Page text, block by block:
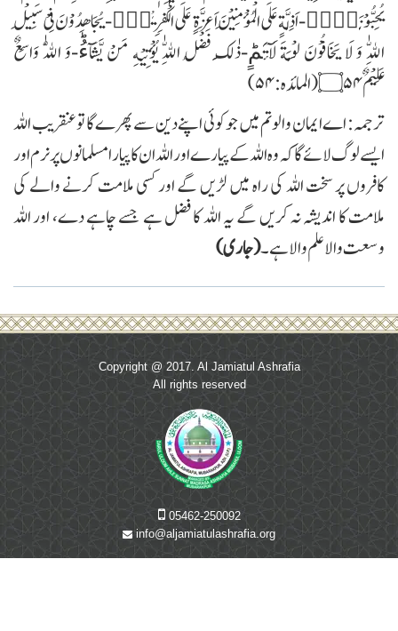
یُحِبُّوْنَهٗۤۙ-اَذِلَّةٍ عَلَى الْمُؤْمِنِیْنَ اَعِزَّةٍ عَلَى الْكٰفِرِیْنَ٘-یُجَاهِدُوْنَ فِیْ سَبِیْلِ
اللّٰهِ وَ لَا یَخَافُوْنَ لَوْمَةَ لَآىٕمٍؕ-ذٰلِكَ فَضْلُ اللّٰهِ یُؤْتِیْهِ مَنْ یَّشَآءُؕ-وَ اللّٰهُ وَاسِعٌ
عَلِیْمٌ۝۵۴(المائدہ:۵۴)
ترجمہ: اے ایمان والو تم میں جو کوئی اپنے دین سے پھرے گا تو عنقریب اللہ
ایسے لوگ لائے گا کہ وہ اللہ کے پیارے اور اللہ ان کا پیارا مسلمانوں پر نرم اور
کافروں پر سخت اللہ کی راہ میں لڑیں گے اور کسی ملامت کرنے والے کی
ملامت کا اندیشہ نہ کریں گے یہ اللہ کا فضل ہے جسے چاہے دے، اور اللہ
وسعت والا علم والا ہے۔(جاری)
Copyright @ 2017. Al Jamiatul Ashrafia
All rights reserved
05462-250092
info@aljamiatulashrafia.org